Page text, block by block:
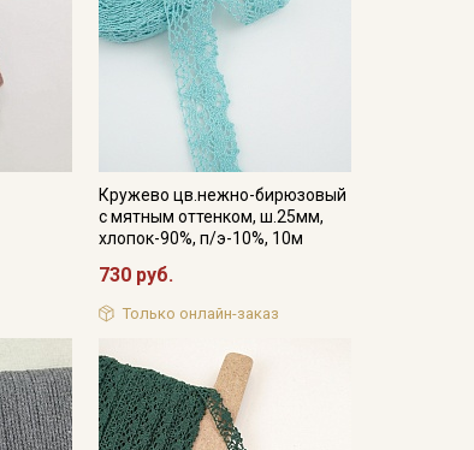
Кружево цв.нежно-бирюзовый
с мятным оттенком, ш.25мм,
хлопок-90%, п/э-10%, 10м
730 руб.
Только онлайн-заказ